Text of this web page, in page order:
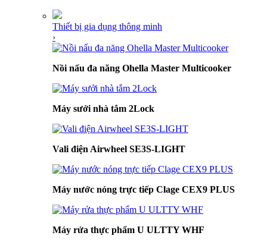
Thiết bị gia dụng thông minh
›
Nồi nấu đa năng Ohella Master Multicooker
Máy sưởi nhà tắm 2Lock
Vali điện Airwheel SE3S-LIGHT
Máy nước nóng trực tiếp Clage CEX9 PLUS
Máy rửa thực phẩm U ULTTY WHF